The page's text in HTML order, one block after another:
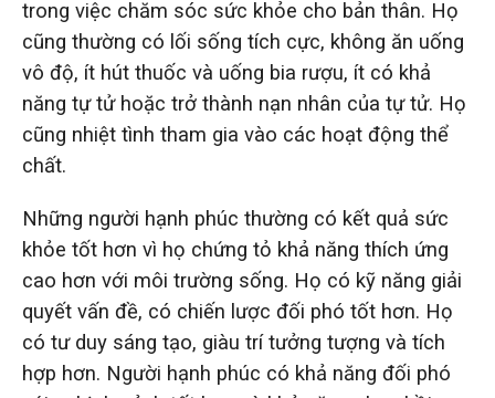
trong việc chăm sóc sức khỏe cho bản thân. Họ
cũng thường có lối sống tích cực, không ăn uống
vô độ, ít hút thuốc và uống bia rượu, ít có khả
năng tự tử hoặc trở thành nạn nhân của tự tử. Họ
cũng nhiệt tình tham gia vào các hoạt động thể
chất.
Những người hạnh phúc thường có kết quả sức
khỏe tốt hơn vì họ chứng tỏ khả năng thích ứng
cao hơn với môi trường sống. Họ có kỹ năng giải
quyết vấn đề, có chiến lược đối phó tốt hơn. Họ
có tư duy sáng tạo, giàu trí tưởng tượng và tích
hợp hơn. Người hạnh phúc có khả năng đối phó